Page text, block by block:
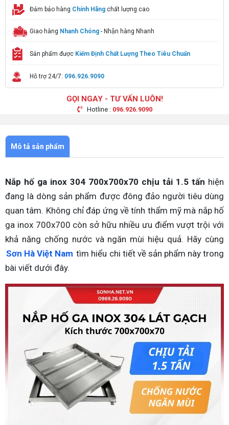
Đảm bảo hàng Chính Hãng chất lượng cao
Giao hàng Nhanh Chóng - Nhận hàng Nhanh
Sản phẩm được Kiểm Định Chất Lượng Theo Tiêu Chuẩn
Hỗ trợ 24/7: 096.926.9090
GỌI NGAY - TƯ VẤN LUÔN!
Hotline : 096.926.9090
Mô tả sản phẩm
Nắp hố ga inox 304 700x700x70 chịu tải 1.5 tấn hiện
đang là dòng sản phẩm được đông đảo người tiêu dùng
quan tâm. Không chỉ đáp ứng về tính thẩm mỹ mà nắp hố
ga inox 700x700 còn sở hữu nhiều ưu điểm vượt trội với
khả năng chống nước và ngăn mùi hiệu quả. Hãy cùng
Sơn Hà Việt Nam tìm hiểu chi tiết về sản phẩm này trong
bài viết dưới đây.